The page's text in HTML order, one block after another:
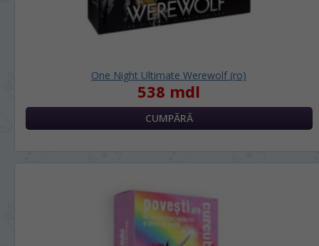
One Night Ultimate Werewolf (ro)
538 mdl